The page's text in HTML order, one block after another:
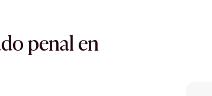
penal en